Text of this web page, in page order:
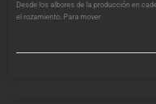
Desde los albores de la producción en
el rozamiento. Para mover